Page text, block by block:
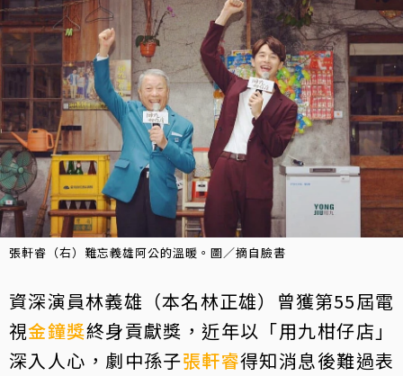
張軒睿（右）難忘義雄阿公的溫暖。圖／摘自臉書
資深演員林義雄（本名林正雄）曾獲第55屆電
視金鐘獎終身貢獻獎，近年以「用九柑仔店」
深入人心，劇中孫子張軒睿得知消息後難過表